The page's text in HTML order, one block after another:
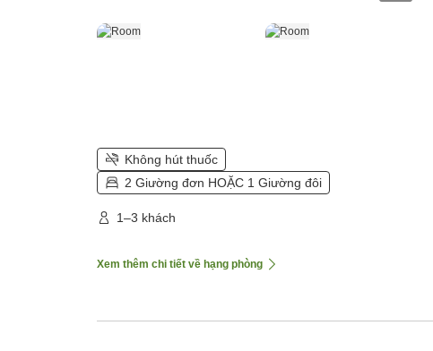
Không hút thuốc
2 Giường đơn HOẶC 1 Giường đôi
1–3 khách
Xem thêm chi tiết về hạng phòng